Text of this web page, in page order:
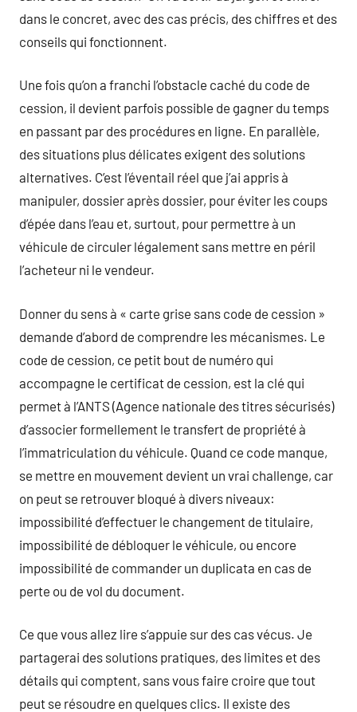
dans le concret, avec des cas précis, des chiffres et des
conseils qui fonctionnent.
Une fois qu’on a franchi l’obstacle caché du code de
cession, il devient parfois possible de gagner du temps
en passant par des procédures en ligne. En parallèle,
des situations plus délicates exigent des solutions
alternatives. C’est l’éventail réel que j’ai appris à
manipuler, dossier après dossier, pour éviter les coups
d’épée dans l’eau et, surtout, pour permettre à un
véhicule de circuler légalement sans mettre en péril
l’acheteur ni le vendeur.
Donner du sens à « carte grise sans code de cession »
demande d’abord de comprendre les mécanismes. Le
code de cession, ce petit bout de numéro qui
accompagne le certificat de cession, est la clé qui
permet à l’ANTS (Agence nationale des titres sécurisés)
d’associer formellement le transfert de propriété à
l’immatriculation du véhicule. Quand ce code manque,
se mettre en mouvement devient un vrai challenge, car
on peut se retrouver bloqué à divers niveaux:
impossibilité d’effectuer le changement de titulaire,
impossibilité de débloquer le véhicule, ou encore
impossibilité de commander un duplicata en cas de
perte ou de vol du document.
Ce que vous allez lire s’appuie sur des cas vécus. Je
partagerai des solutions pratiques, des limites et des
détails qui comptent, sans vous faire croire que tout
peut se résoudre en quelques clics. Il existe des